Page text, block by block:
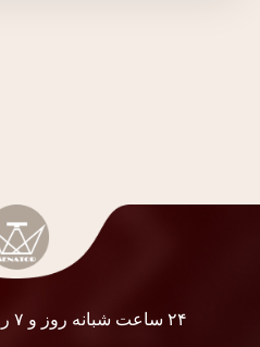
۲۴ ساعت شبانه روز و ۷ روز هفته همراه شماییم